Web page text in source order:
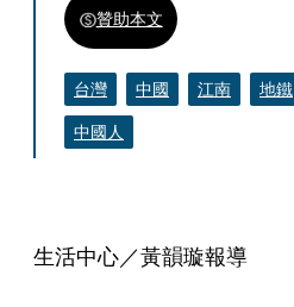
贊助本文
台灣 中國 江南 地鐵
中國人
生活中心／黃韻璇報導